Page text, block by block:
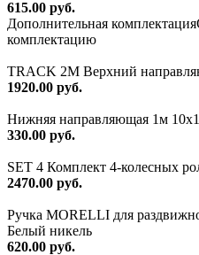
615.00 руб.
Дополнительная комплектация
комплектацию
TRACK 2M Верхний
1920.00 руб.
Нижняя направляющая 1м
330.00 руб.
SET 4 Комплект 4-колесных
2470.00 руб.
Ручка MORELLI для
Белый никель
620.00 руб.